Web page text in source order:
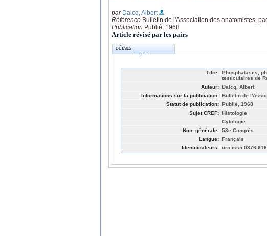
par Dalcq, Albert
Référence Bulletin de l'Association des anatomistes,
Publication Publié, 1968
Article révisé par les pairs
DÉTAILS
Titre: Phosphatases,
testiculaires de
Auteur: Dalcq, Albert
Informations sur la publication: Bulletin de
Statut de publication: Publié, 1968
Sujet CREF: Histologie
Cytologie
Note générale: 53e Congrès
Langue: Français
Identificateurs: urn:issn:0376-